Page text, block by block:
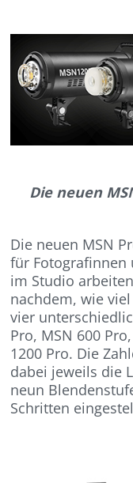
Die neuen
Die neuen MSN
für Fotografinnen
im Studio
nachdem, wie
vier
Pro, MSN 600
1200 Pro. Die
dabei jeweils die
neun
Schritten